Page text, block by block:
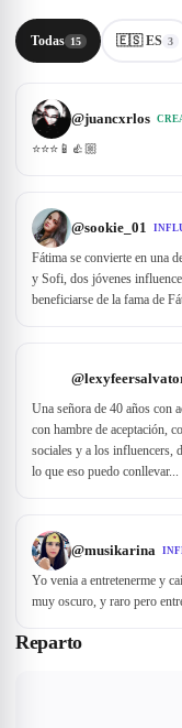
Todas 15 🇪🇸 ES 3
@juancxrlos
⭐️⭐️⭐️📱👍🏼
@sookie_01
Fátima se convierte en una
y Sofi, dos jóvenes
beneficiarse de la fama de
@
Una señora de 40 años con
con hambre de aceptación,
sociales y a los influencers,
lo que eso puedo conllevar...
@musikarina
Yo venia a entretenerme y
muy oscuro, y raro pero
Reparto